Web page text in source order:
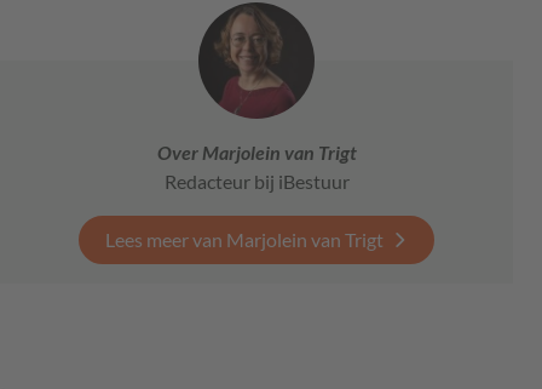
Over Marjolein van Trigt
Redacteur bij iBestuur
Lees meer van Marjolein van Trigt